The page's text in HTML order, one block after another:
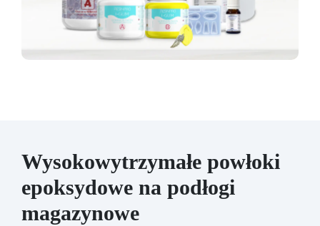
Wysokowytrzymałe powłoki
epoksydowe na podłogi
magazynowe